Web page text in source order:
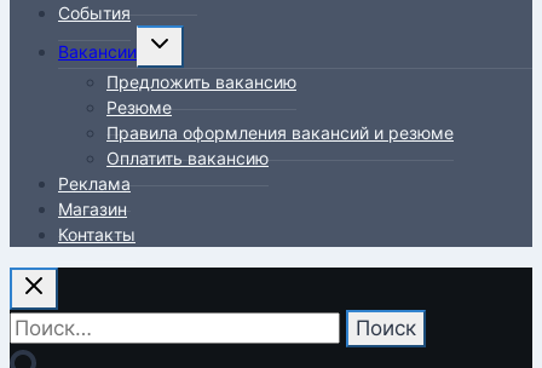
События
Вакансии
Переключить
дочернее
меню
Предложить вакансию
Резюме
Правила оформления вакансий и резюме
Оплатить вакансию
Реклама
Магазин
Контакты
Найти: